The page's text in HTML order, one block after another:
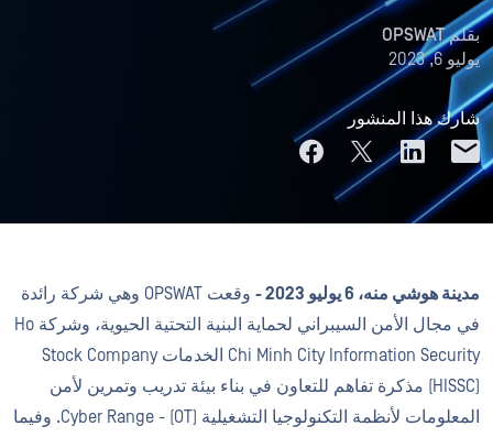
بقلمOPSWAT
يوليو 6, 2023
شارك هذا المنشور
مدينة هوشي منه، 6 يوليو 2023 -
وقعت OPSWAT وهي شركة رائدة
في مجال الأمن السيبراني لحماية البنية التحتية الحيوية، وشركة Ho
Chi Minh City Information Security الخدمات Stock Company
(HISSC) مذكرة تفاهم للتعاون في بناء بيئة تدريب وتمرين لأمن
المعلومات لأنظمة التكنولوجيا التشغيلية (OT) - Cyber Range. وفيما